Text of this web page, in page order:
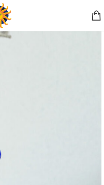
apsiperkant už 30€!!